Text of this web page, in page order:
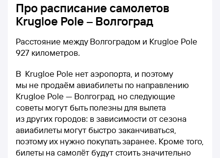
Про расписание самолетов
Krugloe Pole – Волгоград
Расстояние между Волгоградом и Krugloe Pole
927 километров.
В Krugloe Pole нет аэропорта, и поэтому
мы не продаём авиабилеты по направлению
Krugloe Pole — Волгоград, но следующие
советы могут быть полезны для вылета
из других городов: в зависимости от сезона
авиабилеты могут быстро заканчиваться,
поэтому их нужно покупать заранее. Кроме того,
билеты на самолёт будут стоить значительно